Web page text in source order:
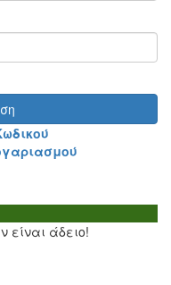
είναι άδειο!